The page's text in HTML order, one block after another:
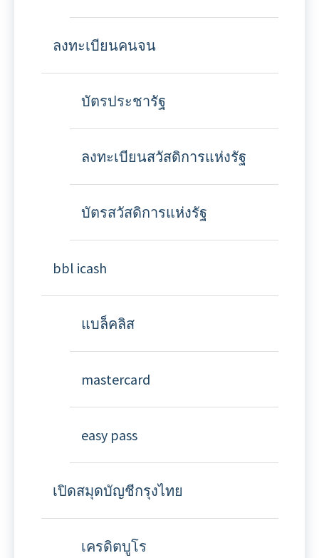
ลงทะเบียนคนจน
บัตรประชารัฐ
ลงทะเบียนสวัสดิการแห่งรัฐ
บัตรสวัสดิการแห่งรัฐ
bbl icash
แบล็คลิส
mastercard
easy pass
เปิดสมุดบัญชีกรุงไทย
เครดิตบูโร